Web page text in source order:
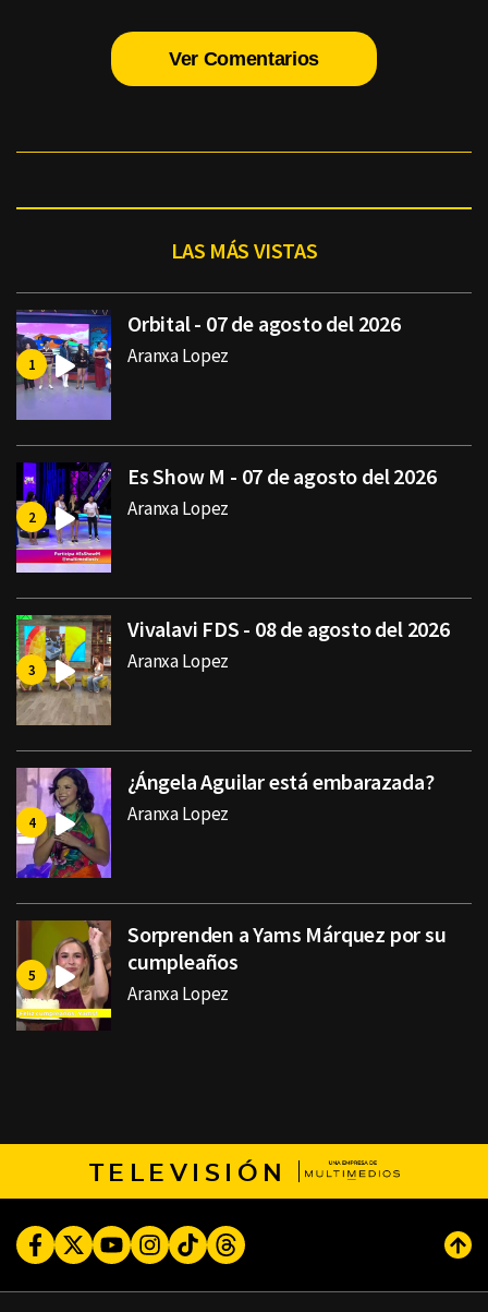
Ver Comentarios
LAS MÁS VISTAS
Orbital - 07 de agosto del 2026
Aranxa Lopez
Es Show M - 07 de agosto del 2026
Aranxa Lopez
Vivalavi FDS - 08 de agosto del 2026
Aranxa Lopez
¿Ángela Aguilar está embarazada?
Aranxa Lopez
Sorprenden a Yams Márquez por su
cumpleaños
Aranxa Lopez
TELEVISIÓN
FacebookTwitterYoutubeInstagram
TikTokThreads